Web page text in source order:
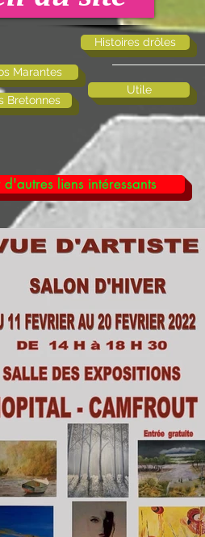
Marantes
Bretonnes
Histoires drôles
Utile
liens intéressants